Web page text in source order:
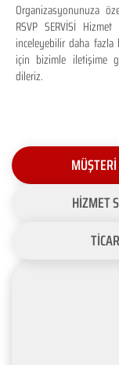
Organizasyonunuza
RSVP SERVİSİ
inceleyebilir daha
için bizimle iletişime
dileriz.
HİZMET